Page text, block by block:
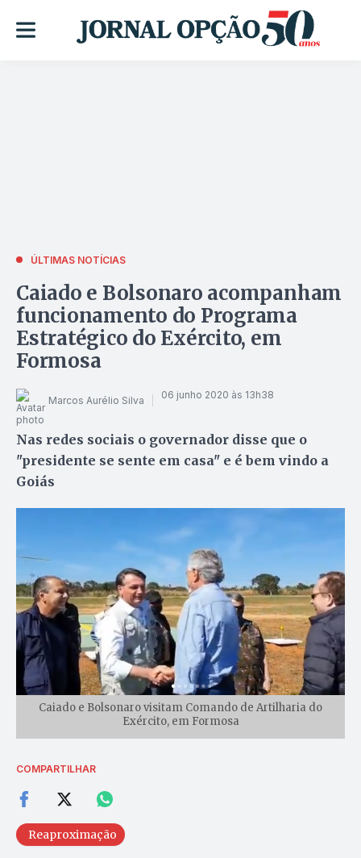
ÚLTIMAS NOTÍCIAS
Caiado e Bolsonaro acompanham
funcionamento do Programa
Estratégico do Exército, em
Formosa
Marcos Aurélio Silva 06 junho 2020 às 13h38
Nas redes sociais o governador disse que o
"presidente se sente em casa" e é bem vindo a
Goiás
Caiado e Bolsonaro visitam Comando de Artilharia do
Exército, em Formosa
COMPARTILHAR
Reaproximação